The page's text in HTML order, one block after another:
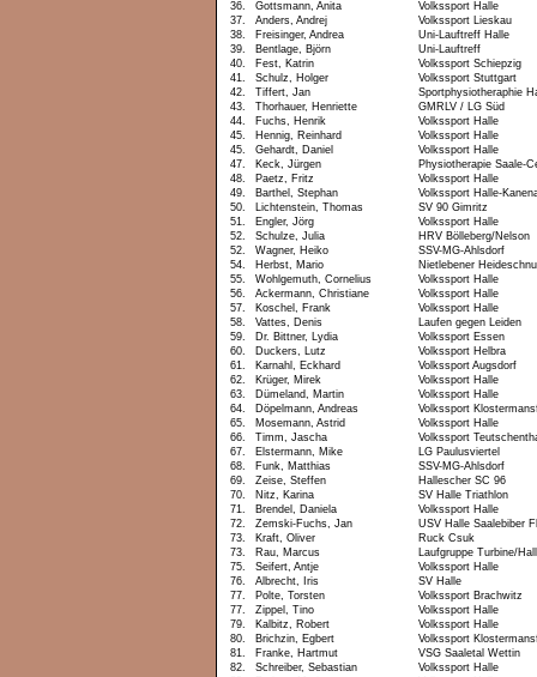
36.
Gottsmann, Anita
Volkssport Halle
37.
Anders, Andrej
Volkssport Lieskau
38.
Freisinger, Andrea
Uni-Lauftreff Halle
39.
Bentlage, Björn
Uni-Lauftreff
40.
Fest, Katrin
Volkssport Schiepzig
41.
Schulz, Holger
Volkssport Stuttgart
42.
Tiffert, Jan
Sportphysiotheraphie
43.
Thorhauer, Henriette
GMRLV / LG Süd
44.
Fuchs, Henrik
Volkssport Halle
45.
Hennig, Reinhard
Volkssport Halle
45.
Gehardt, Daniel
Volkssport Halle
47.
Keck, Jürgen
Physiotherapie Saale-
48.
Paetz, Fritz
Volkssport Halle
49.
Barthel, Stephan
Volkssport Halle-
50.
Lichtenstein, Thomas
SV 90 Gimritz
51.
Engler, Jörg
Volkssport Halle
52.
Schulze, Julia
HRV Bölleberg/Nelson
52.
Wagner, Heiko
SSV-MG-Ahlsdorf
54.
Herbst, Mario
Nietlebener
55.
Wohlgemuth, Cornelius
Volkssport Halle
56.
Ackermann, Christiane
Volkssport Halle
57.
Koschel, Frank
Volkssport Halle
58.
Vattes, Denis
Laufen gegen Leiden
59.
Dr. Bittner, Lydia
Volkssport Essen
60.
Duckers, Lutz
Volkssport Helbra
61.
Karnahl, Eckhard
Volkssport Augsdorf
62.
Krüger, Mirek
Volkssport Halle
63.
Dümeland, Martin
Volkssport Halle
64.
Döpelmann, Andreas
Volkssport
65.
Mosemann, Astrid
Volkssport Halle
66.
Timm, Jascha
Volkssport
67.
Elstermann, Mike
LG Paulusviertel
68.
Funk, Matthias
SSV-MG-Ahlsdorf
69.
Zeise, Steffen
Hallescher SC 96
70.
Nitz, Karina
SV Halle Triathlon
71.
Brendel, Daniela
Volkssport Halle
72.
Zemski-Fuchs, Jan
USV Halle Saalebiber
73.
Kraft, Oliver
Ruck Csuk
73.
Rau, Marcus
Laufgruppe Turbine/
75.
Seifert, Antje
Volkssport Halle
76.
Albrecht, Iris
SV Halle
77.
Polte, Torsten
Volkssport Brachwitz
77.
Zippel, Tino
Volkssport Halle
79.
Kalbitz, Robert
Volkssport Halle
80.
Brichzin, Egbert
Volkssport
81.
Franke, Hartmut
VSG Saaletal Wettin
82.
Schreiber, Sebastian
Volkssport Halle